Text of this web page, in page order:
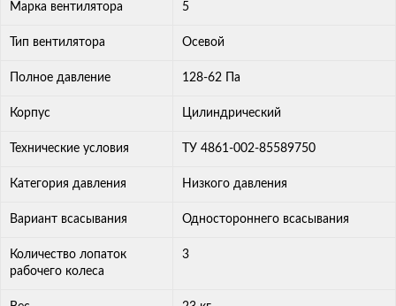
Марка вентилятора 5
Тип вентилятора Осевой
Полное давление 128-62 Па
Корпус Цилиндрический
Технические условия ТУ 4861-002-85589750
Категория давления Низкого давления
Вариант всасывания Одностороннего всасывания
Количество лопаток
рабочего колеса
3